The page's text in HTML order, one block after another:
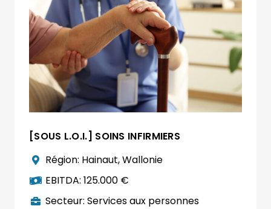
[SOUS L.O.I.] SOINS INFIRMIERS
Région: Hainaut,Wallonie
EBITDA:125.000 €
Secteur:Services aux personnes